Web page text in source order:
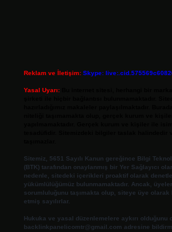
Reklam ve İletişim: Skype:
Yasal Uyarı:
Sitemiz, 5651 Sayılı Kanun gereğince Bilgi
(BTK) tarafından onaylanmış bir Yer Sağlayıcı
nedenle, sitedeki içerikleri proaktif olarak
yükümlülüğümüz bulunmamaktadır. Ancak,
sorumluluğunu taşımakta olup, siteye üye olarak
etmiş sayılırlar.
Hukuka ve yasal düzenlemelere aykırı
backlinkpanelicomtr@gmail.com adresine